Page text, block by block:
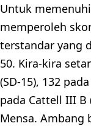
Untuk
memperoleh
terstandar yang
50. Kira-kira
(SD-15), 132
pada Cattell III B
Mensa. Ambang